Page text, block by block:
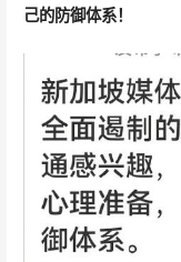
己的防御体系！